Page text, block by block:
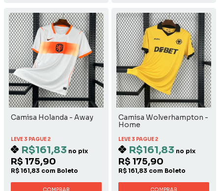
Camisa Holanda - Away
LEVE 3 PAGUE 2
R$161,83 no pix
R$ 175,90
R$ 161,83 com Boleto
COMPRAR
Camisa Wolverhampton -
Home
LEVE 3 PAGUE 2
R$161,83 no pix
R$ 175,90
R$ 161,83 com Boleto
COMPRAR